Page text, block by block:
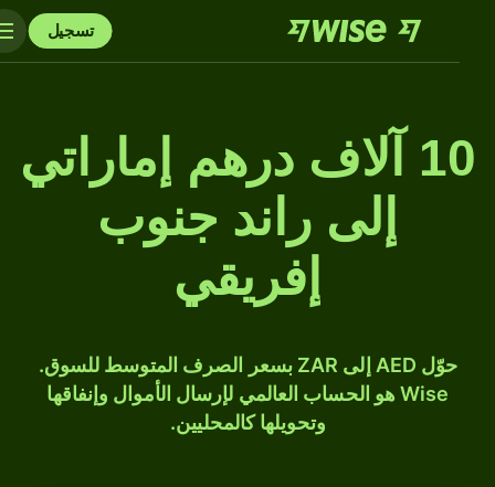
تسجيل
10 آلاف درهم إماراتي
إلى راند جنوب
إفريقي
حوّل AED إلى ZAR بسعر الصرف المتوسط للسوق.
Wise هو الحساب العالمي لإرسال الأموال وإنفاقها
وتحويلها كالمحليين.